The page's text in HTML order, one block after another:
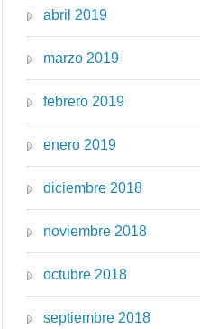
abril 2019
marzo 2019
febrero 2019
enero 2019
diciembre 2018
noviembre 2018
octubre 2018
septiembre 2018